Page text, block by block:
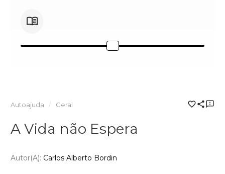
Autoajuda Geral
A Vida não Espera
Autor(a): Carlos Alberto Bordin